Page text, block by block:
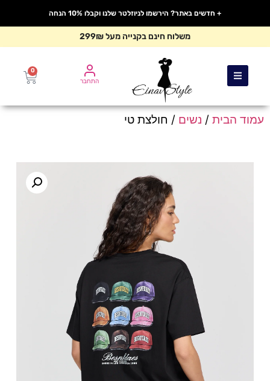
+ חדשים באתר? הירשמו לניוזלטר שלנו וקבלו 10% הנחה
משלוח חינם בקנייה מעל 299₪
0
התחבר
עמוד הבית / נשים / חולצת טי